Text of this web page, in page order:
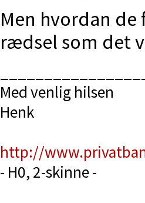
Men hvordan
rædsel som det
Med venlig hilsen
Henk
http://
- H0, 2-skinne -